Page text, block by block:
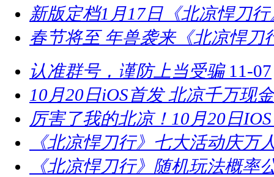
新版定档1月17日《北凉悍刀
春节将至 年兽袭来《北凉悍刀
认准群号，谨防上当受骗 11-07
10月20日iOS首发 北凉千万现
厉害了我的北凉！10月20日
《北凉悍刀行》七大活动庆万
《北凉悍刀行》随机玩法概率